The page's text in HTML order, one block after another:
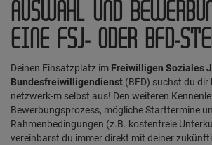
AUSWAHL UND
EINE FSJ- ODER BFD-
Deinen Einsatzplatz im Freiwilligen Soziales
Bundesfreiwilligendienst (BFD) suchst du dir
netzwerk-m selbst aus! Den weiteren
Bewerbungsprozess, mögliche Starttermine
Rahmenbedingungen (z.B. kostenfreie
vereinbarst du immer direkt mit deiner